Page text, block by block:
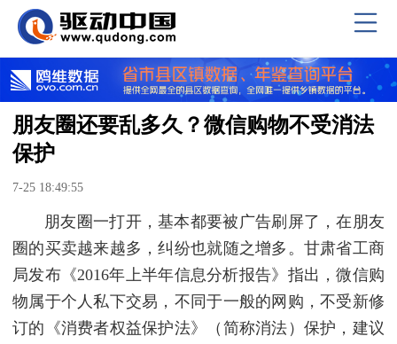
朋友圈还要乱多久？微信购物不受消法
保护
7-25 18:49:55
朋友圈一打开，基本都要被广告刷屏了，在朋友
圈的买卖越来越多，纠纷也就随之增多。甘肃省工商
局发布《2016年上半年信息分析报告》指出，微信购
物属于个人私下交易，不同于一般的网购，不受新修
订的《消费者权益保护法》（简称消法）保护，建议